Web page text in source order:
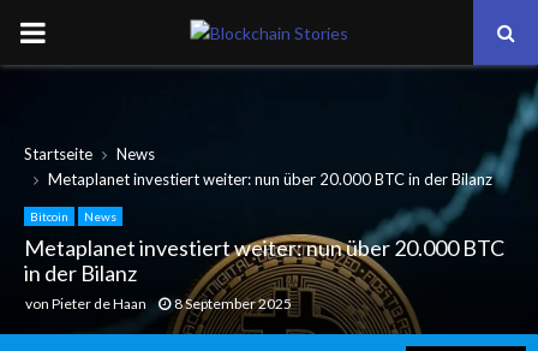
PRIMARY
Startseite
News
Metaplanet investiert weiter: nun über 20.000 BTC in der Bilanz
Bitcoin News
Metaplanet investiert weiter: nun über 20.000 BTC
in der Bilanz
von Pieter de Haan 8 September 2025